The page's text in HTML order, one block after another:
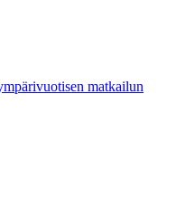
matkailun